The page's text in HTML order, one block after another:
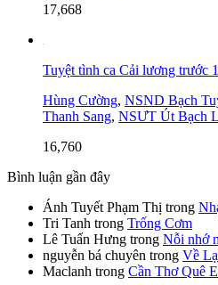
17,668
Tuyệt tình ca Cải lương trước
Hùng Cường, NSND Bạch
Thanh Sang, NSƯT Út Bạch
16,760
Bình luận gần đây
Ánh Tuyết Phạm Thị trong
Tri Tanh trong Trống Cơm
Lê Tuấn Hưng trong Nỗi nhớ
nguyễn bá chuyên trong Về
Maclanh trong Cần Thơ Quê